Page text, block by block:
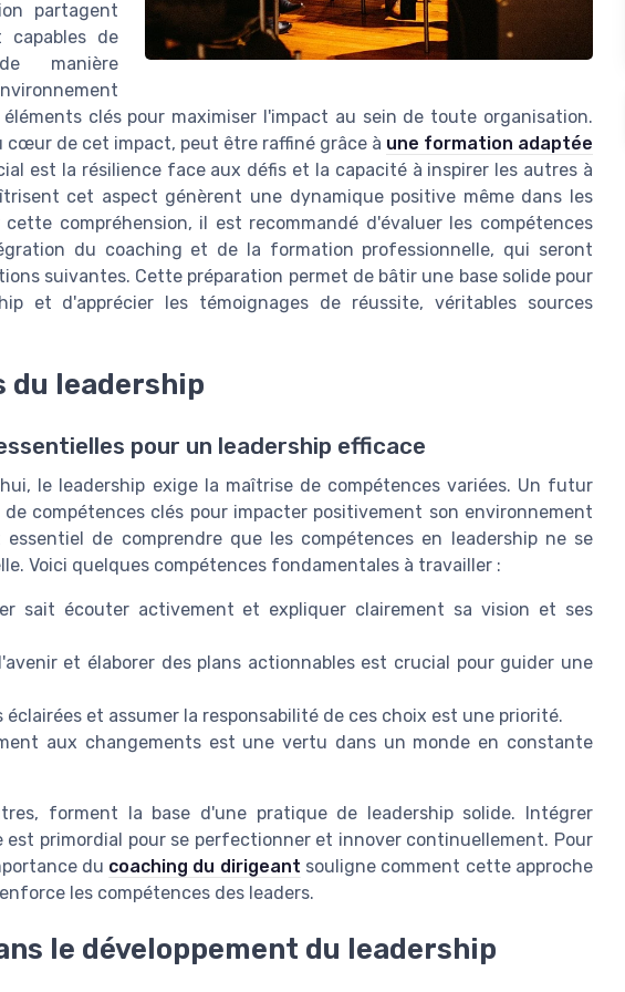
partagent
de
manière
clés pour maximiser l'impact au sein de toute organisation.
cœur de cet impact, peut être raffiné grâce à une formation adaptée
est la résilience face aux défis et la capacité à inspirer les autres à
cet aspect génèrent une dynamique positive même dans les
compréhension, il est recommandé d'évaluer les compétences
du coaching et de la formation professionnelle, qui seront
suivantes. Cette préparation permet de bâtir une base solide pour
et d'apprécier les témoignages de réussite, véritables sources
du leadership
pour un leadership efficace
le leadership exige la maîtrise de compétences variées. Un futur
de compétences clés pour impacter positivement son environnement
de comprendre que les compétences en leadership ne se
Voici quelques compétences fondamentales à travailler :
sait écouter activement et expliquer clairement sa vision et ses
et élaborer des plans actionnables est crucial pour guider une
éclairées et assumer la responsabilité de ces choix est une priorité.
aux changements est une vertu dans un monde en constante
forment la base d'une pratique de leadership solide. Intégrer
primordial pour se perfectionner et innover continuellement. Pour
du coaching du dirigeant souligne comment cette approche
les compétences des leaders.
le développement du leadership